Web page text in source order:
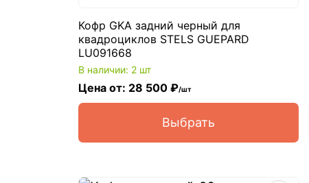
Кофр GKA задний черный для
квадроциклов STELS GUEPARD
LU091668
В наличии: 2 шт
Цена от: 28 500 ₽/шт
Выбрать